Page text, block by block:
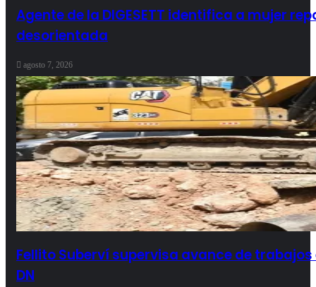
Agente de la DIGESETT identifica a mujer
desorientada
agosto 7, 2026
Fellito Suberví supervisa avance de
DN